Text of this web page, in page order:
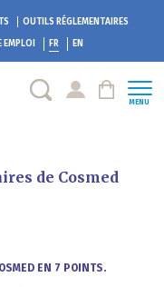
OUTILS RÉGLEMENTAIRES
EMPLOI FR EN
MENU
de Cosmed
EN 7 POINTS.